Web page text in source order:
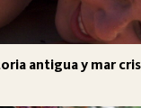
antigua y mar